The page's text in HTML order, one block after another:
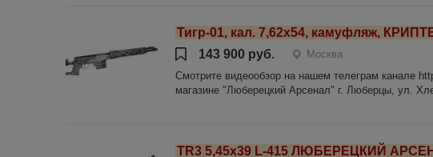
Тигр-01, кал. 7,62х54, камуфляж,
143 900 руб.
Москва
Смотрите видеообзор на нашем телеграм канале
магазине "Люберецкий Арсенал" г. Люберцы, ул.
TR3 5,45х39 L-415 ЛЮБЕРЕЦКИЙ